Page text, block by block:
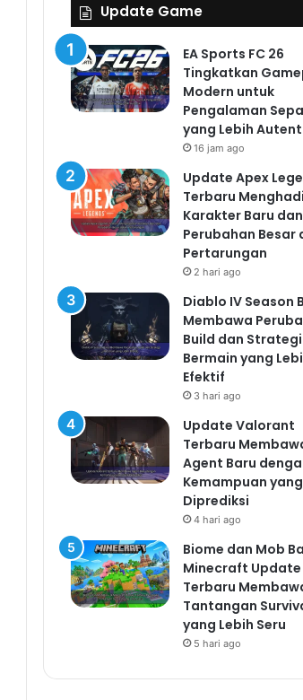
Update Game
EA Sports FC 26
Tingkatkan
Modern untuk
Pengalaman
yang Lebih
16 jam ago
Update Apex
Terbaru
Karakter Baru dan
Perubahan Besar
Pertarungan
2 hari ago
Diablo IV Season
Membawa
Build dan Strategi
Bermain yang
Efektif
3 hari ago
Update Valorant
Terbaru
Agent Baru
Kemampuan
Diprediksi
4 hari ago
Biome dan Mob
Minecraft Update
Terbaru
Tantangan
yang Lebih Seru
5 hari ago